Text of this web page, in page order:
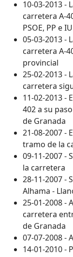
10-03-2013 -
carretera A-
PSOE, PP e
05-03-2013 -
carretera A-
provincial
25-02-2013 -
carretera
11-02-2013 -
402 a su
de Granada
21-08-2007 -
tramo de la
09-11-2007 -
la carretera
28-11-2007 -
Alhama -
25-01-2008 -
carretera
de Granada
07-07-2008 -
14-01-2010 -